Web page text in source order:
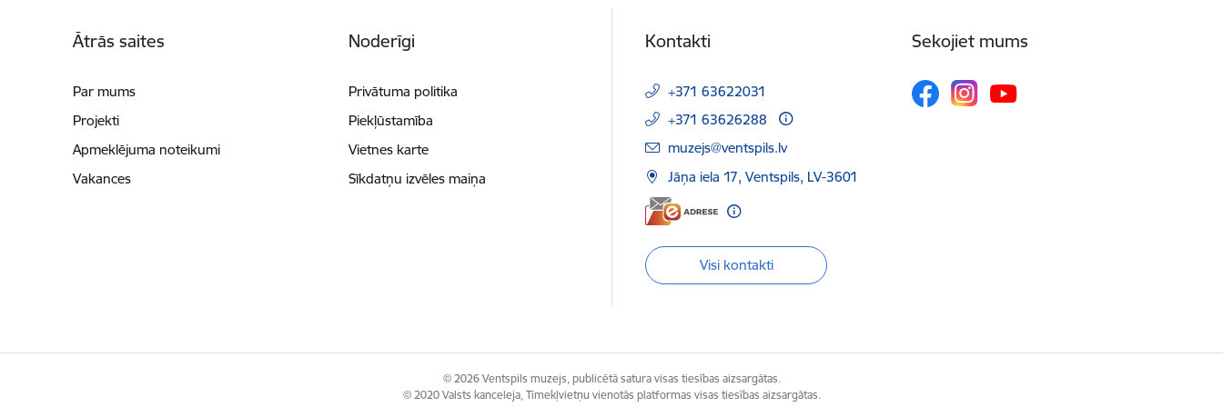
Ātrās saites
Par mums
Projekti
Apmeklējuma noteikumi
Vakances
Noderīgi
Privātuma politika
Piekļūstamība
Vietnes karte
Sīkdatņu izvēles maiņa
Kontakti
+371 63622031
+371 63626288
E-pasts:
muzejs@ventspils.lv
Jāņa iela 17, Ventspils, LV-3601
Visi kontakti
Sekojiet mums
© 2026 Ventspils muzejs, publicētā satura visas tiesības aizsargātas.
© 2020 Valsts kanceleja, Tīmekļvietņu vienotās platformas visas tiesības aizsargātas.